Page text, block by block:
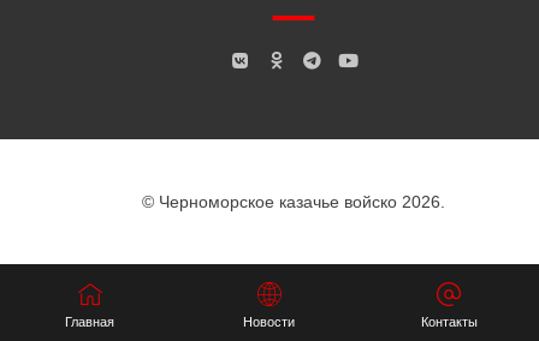
© Черноморское казачье войско 2026.
Главная Новости Контакты